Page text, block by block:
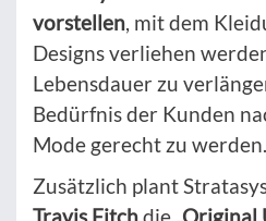
vorstellen, mit dem
Designs verliehen
Lebensdauer zu
Bedürfnis der Kunden
Mode gerecht zu werden.
Zusätzlich plant
Travis Fitchdie „Original